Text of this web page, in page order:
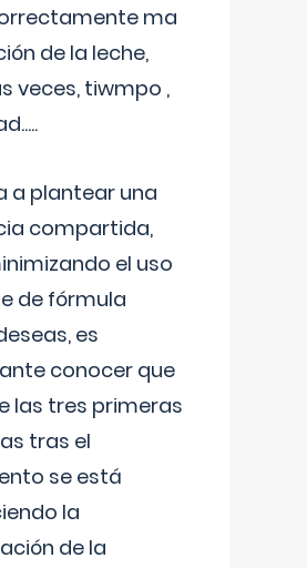
ma
de la leche,
veces, tiwmpo ,
a plantear una
compartida,
el uso
de fórmula
es
conocer que
las tres primeras
tras el
se está
la
de la